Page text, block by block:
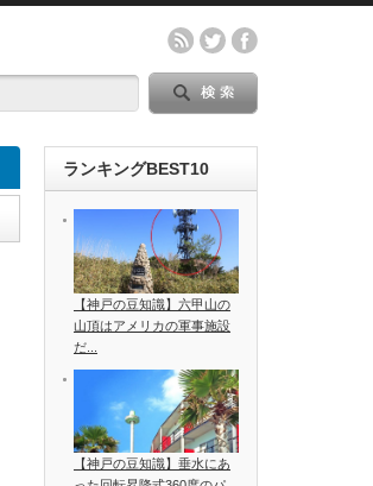
ランキングBEST10
【神戸の豆知識】六甲山の
山頂はアメリカの軍事施設
だ...
【神戸の豆知識】垂水にあ